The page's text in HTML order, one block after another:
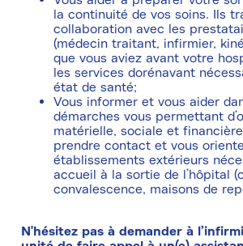
la continuité de vos soins. Ils
collaboration avec les
(médecin traitant, infirmier,
que vous aviez avant votre
les services dorénavant
état de santé;
Vous informer et vous aider
démarches vous permettant
matérielle, sociale et
prendre contact et vous
établissements extérieurs
accueil à la sortie de l’hôpital
convalescence, maisons de
N'hésitez pas à demander à